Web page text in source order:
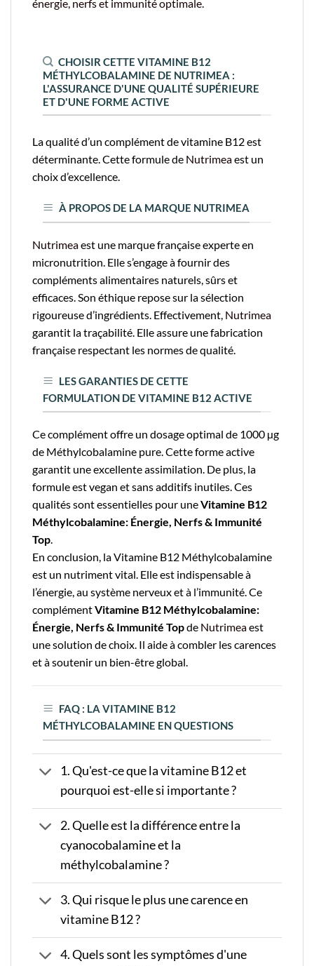
CHOISIR CETTE VITAMINE B12
MÉTHYLCOBALAMINE DE NUTRIMEA :
L'ASSURANCE D'UNE QUALITÉ SUPÉRIEURE
ET D'UNE FORME ACTIVE
La qualité d’un complément de vitamine B12 est
déterminante. Cette formule de Nutrimeaest un
choix d’excellence.
À PROPOS DE LA MARQUE NUTRIMEA
Nutrimeaest une marque française experte en
micronutrition. Elle s’engage à fournir des
compléments alimentaires naturels, sûrs et
efficaces. Son éthique repose sur la sélection
rigoureuse d’ingrédients. Effectivement, Nutrimea
garantit la traçabilité. Elle assure une fabrication
française respectant les normes de qualité.
LES GARANTIES DE CETTE
FORMULATION DE VITAMINE B12 ACTIVE
Ce complément offre un dosage optimal de 1000 µg
de Méthylcobalamine pure. Cette forme active
garantit une excellente assimilation. De plus, la
formule est vegan et sans additifs inutiles. Ces
qualités sont essentielles pour uneVitamine B12
Méthylcobalamine: Énergie, Nerfs & Immunité
Top.
En conclusion, la Vitamine B12 Méthylcobalamine
est un nutriment vital. Elle est indispensable à
l’énergie, au système nerveux et à l’immunité. Ce
complémentVitamine B12 Méthylcobalamine:
Énergie, Nerfs & Immunité Topde Nutrimeaest
une solution de choix. Il aide à combler les carences
et à soutenir un bien-être global.
FAQ : LA VITAMINE B12
MÉTHYLCOBALAMINE EN QUESTIONS
1. Qu'est-ce que la vitamine B12 et
pourquoi est-elle si importante ?
2. Quelle est la différence entre la
cyanocobalamine et la
méthylcobalamine ?
3. Qui risque le plus une carence en
vitamine B12 ?
4. Quels sont les symptômes d'une